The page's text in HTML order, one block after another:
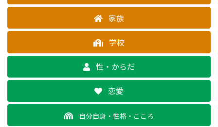
家族
学校
性・からだ
恋愛
自分自身・性格・こころ